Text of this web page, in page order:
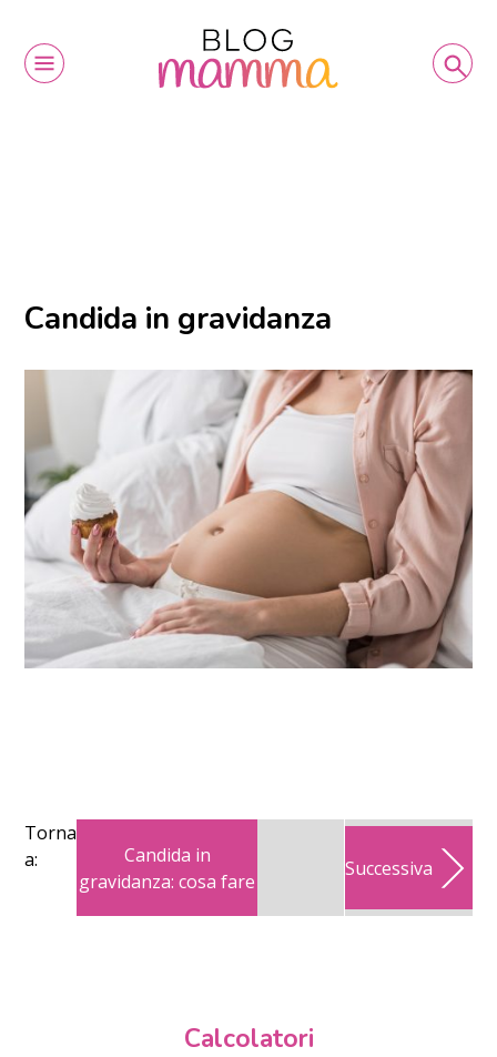
Candida in gravidanza
Torna
a:
Candida in
gravidanza: cosa fare
Successiva
Calcolatori